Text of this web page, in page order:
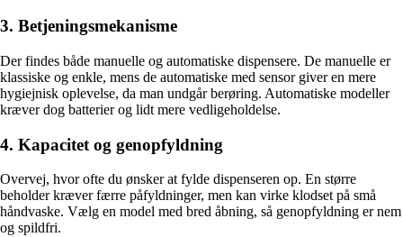
3. Betjeningsmekanisme
Der findes både manuelle og automatiske dispensere. De manuelle er
klassiske og enkle, mens de automatiske med sensor giver en mere
hygiejnisk oplevelse, da man undgår berøring. Automatiske modeller
kræver dog batterier og lidt mere vedligeholdelse.
4. Kapacitet og genopfyldning
Overvej, hvor ofte du ønsker at fylde dispenseren op. En større
beholder kræver færre påfyldninger, men kan virke klodset på små
håndvaske. Vælg en model med bred åbning, så genopfyldning er nem
og spildfri.